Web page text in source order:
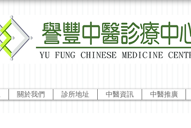
關於我們 診所地址 中醫資訊 中醫推廣